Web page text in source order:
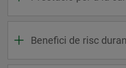
Benefici de risc